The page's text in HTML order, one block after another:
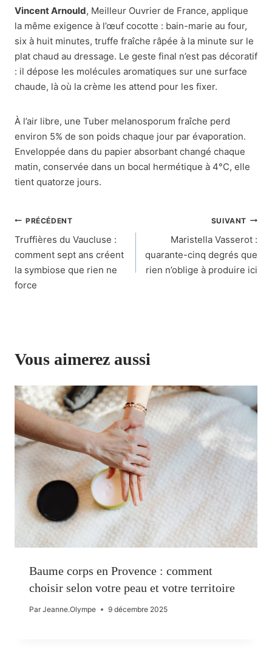
Vincent Arnould, Meilleur Ouvrier de France, applique
la même exigence à l’œuf cocotte : bain-marie au four,
six à huit minutes, truffe fraîche râpée à la minute sur le
plat chaud au dressage. Le geste final n’est pas décoratif
: il dépose les molécules aromatiques sur une surface
chaude, là où la crème les attend pour les fixer.
À l’air libre, une Tuber melanosporum fraîche perd
environ 5% de son poids chaque jour par évaporation.
Enveloppée dans du papier absorbant changé chaque
matin, conservée dans un bocal hermétique à 4°C, elle
tient quatorze jours.
Navigation
de
l’article
PRÉCÉDENT
Truffières du Vaucluse :
comment sept ans créent
la symbiose que rien ne
force
SUIVANT
Maristella Vasserot :
quarante-cinq degrés que
rien n’oblige à produire ici
Vous aimerez aussi
Baume corps en Provence : comment
choisir selon votre peau et votre territoire
Par Jeanne.Olympe 9 décembre 2025